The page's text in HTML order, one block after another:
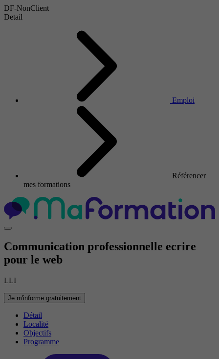
DF-NonClient
Detail
Emploi
Référencer
mes formations
Communication professionnelle ecrire
pour le web
LLI
Je m'informe gratuitement
Détail
Localité
Objectifs
Programme